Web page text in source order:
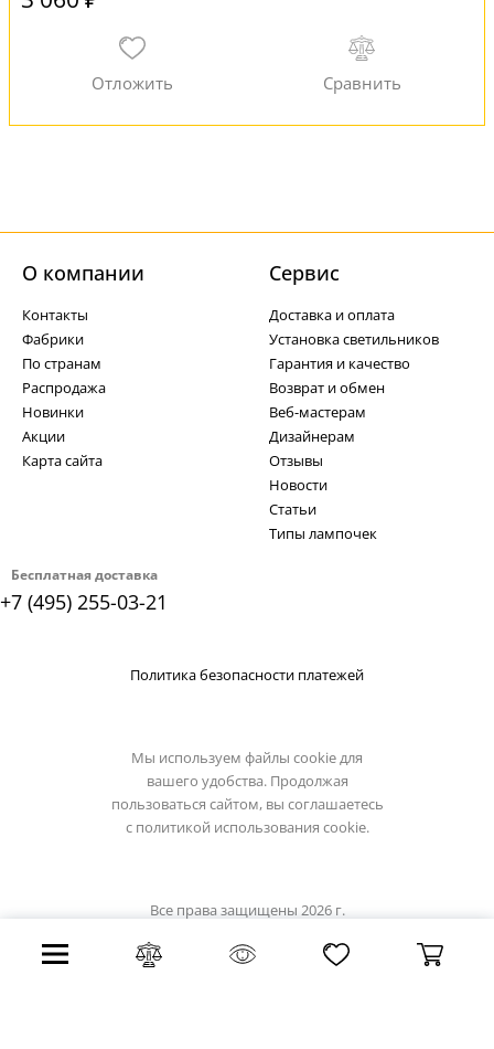
Бесплатная доставка
+7 (495) 255-03-21
О компании
Контакты
Фабрики
По странам
Распродажа
Новинки
Акции
Карта сайта
Cервис
Доставка и оплата
Установка светильников
Гарантия и качество
Возврат и обмен
Веб-мастерам
Дизайнерам
Отзывы
Новости
Статьи
Типы лампочек
Политика безопасности платежей
Мы используем файлы cookie для
вашего удобства. Продолжая
пользоваться сайтом, вы соглашаетесь
с политикой использования cookie.
Все права защищены 2026 г.